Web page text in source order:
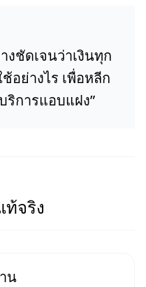
ชัดเจนว่าเงินทุก
อย่างไร เพื่อหลีก
ริการแอบแฝง”
ท้จริง
น